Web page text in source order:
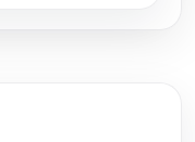
d'entre eux.